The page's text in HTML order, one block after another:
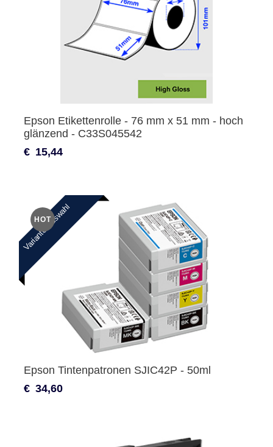
Epson Etikettenrolle - 76 mm x 51 mm - hoch
glänzend - C33S045542
€ 15,44
Variantenauswahl
HOT
Epson Tintenpatronen SJIC42P - 50ml
€ 34,60